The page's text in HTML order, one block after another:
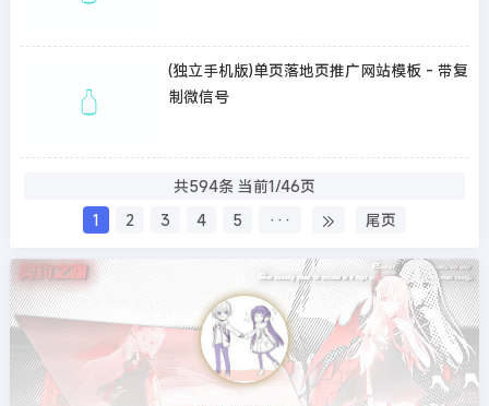
(独立手机版)单页落地页推广网站模板 - 带复
制微信号
共594条 当前1/46页
1
2 3 4 5 ··· 尾页